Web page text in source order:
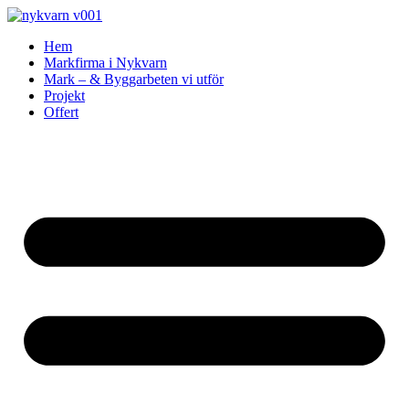
Skip
contentHem
Markfirma i Nykvarn
Mark – & Byggarbeten vi utför
Projekt
Offert